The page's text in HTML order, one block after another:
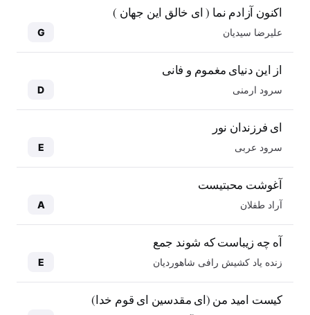
اکنون آزادم نما ( ای خالق این جهان )
علیرضا سیدیان G
از این دنیای مغموم و فانی
سرود ارمنی D
ای فرزندان نور
سرود عربی E
آغوشت محبتیست
آراد طفلان A
آه چه زیباست که شوند جمع
زنده یاد کشیش رافی شاهوردیان E
کیست امید من (ای مقدسین ای قوم خدا)